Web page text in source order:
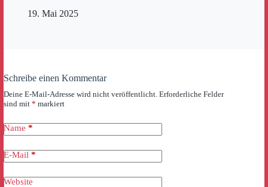
19. Mai 2025
Schreibe einen Kommentar
Deine E-Mail-Adresse wird nicht veröffentlicht. Erforderliche Felder
sind mit * markiert
Name *
E-Mail *
Website